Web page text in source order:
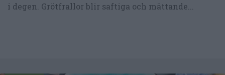
i degen. Grötfrallor blir saftiga och mättande...